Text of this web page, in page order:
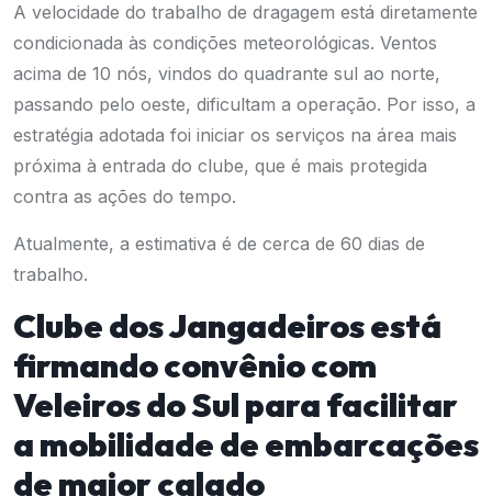
A velocidade do trabalho de dragagem está diretamente
condicionada às condições meteorológicas. Ventos
acima de 10 nós, vindos do quadrante sul ao norte,
passando pelo oeste, dificultam a operação. Por isso, a
estratégia adotada foi iniciar os serviços na área mais
próxima à entrada do clube, que é mais protegida
contra as ações do tempo.
Atualmente, a estimativa é de cerca de 60 dias de
trabalho.
Clube dos Jangadeiros está
firmando convênio com
Veleiros do Sul para facilitar
a mobilidade de embarcações
de maior calado